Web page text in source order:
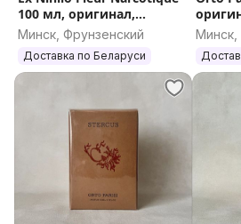
100 мл, оригинал,
Франция (Экс Ниило
Флер Наркотик)
Минск, Фрунзенский
Доставка по Беларуси
Минск,